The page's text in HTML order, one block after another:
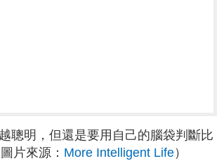
聰明，但還是要用自己的腦袋判斷比
片來源： More Intelligent Life）